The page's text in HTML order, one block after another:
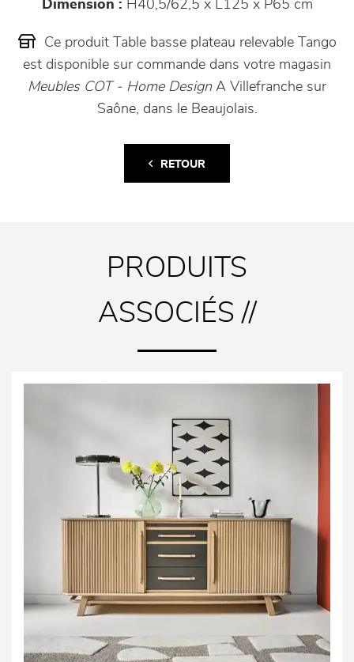
Dimension : H40,5/62,5 x L125 x P65 cm
Ce produit Table basse plateau relevable Tango
est disponible sur commande dans votre magasin
Meubles COT - Home DesignA Villefranche sur
Saône, dans le Beaujolais.
RETOUR
PRODUITS
ASSOCIÉS //